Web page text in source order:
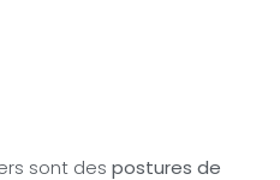
sont des postures de